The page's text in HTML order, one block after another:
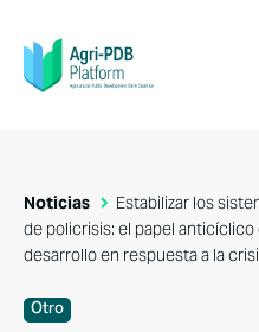
Noticias
Estabilizar los
de policrisis: el papel
desarrollo en respuesta a la
Otro